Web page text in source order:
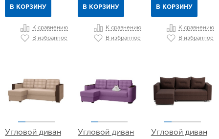
В КОРЗИНУ
К сравнению
В избранное
В КОРЗИНУ
К сравнению
В избранное
В КОРЗИНУ
К сравнению
В избранное
Угловой диван
Угловой диван
Угловой диван